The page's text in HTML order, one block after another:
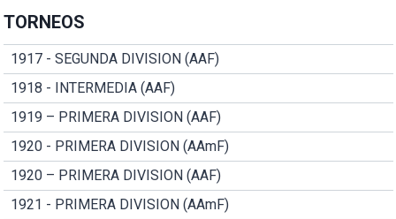
TORNEOS
1917 - SEGUNDA DIVISION (AAF)
1918 - INTERMEDIA (AAF)
1919 – PRIMERA DIVISION (AAF)
1920 - PRIMERA DIVISION (AAmF)
1920 – PRIMERA DIVISION (AAF)
1921 - PRIMERA DIVISION (AAmF)